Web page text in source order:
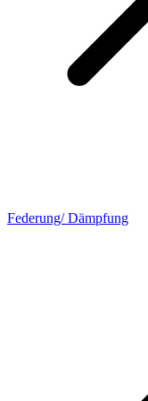
Federung/ Dämpfung